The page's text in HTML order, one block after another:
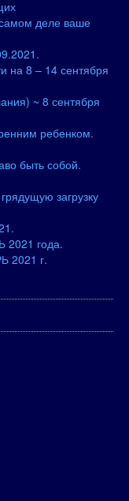
деле ваше
на 8 – 14 сентября
~ 8 сентября
ребенком.
быть собой.
загрузку
2021 года.
2021 г.